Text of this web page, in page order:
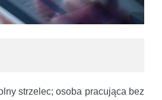
strzelec; osoba pracująca bez